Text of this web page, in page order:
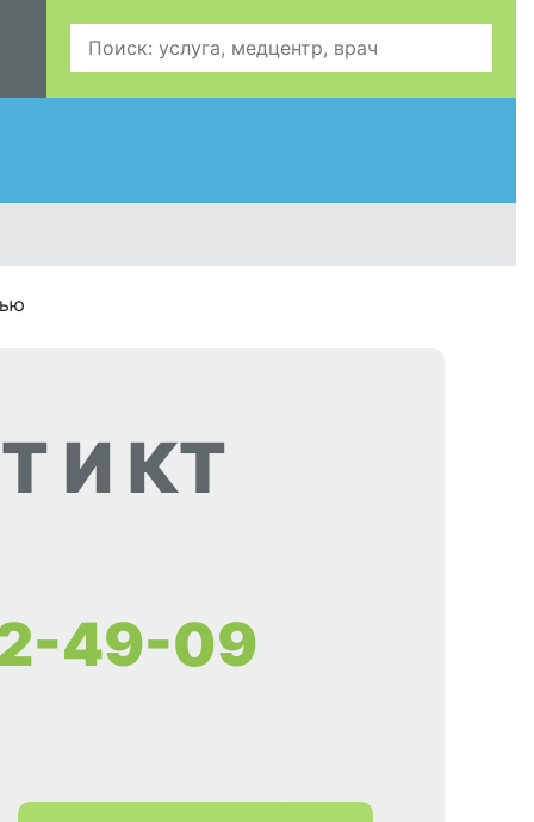
И КТ
49-09